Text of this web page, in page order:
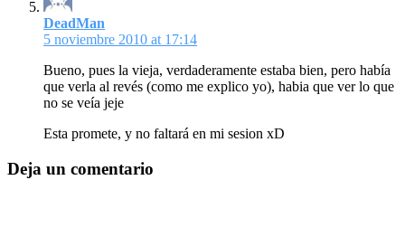
DeadMan
5 noviembre 2010 at 17:14
Bueno, pues la vieja, verdaderamente estaba bien, pero había
que verla al revés (como me explico yo), habia que ver lo que
no se veía jeje
Esta promete, y no faltará en mi sesion xD
Deja un comentario